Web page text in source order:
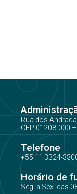
Rua dos
CEP 01208-000
Telefone
+55 11 3324-
Horário de
Seg. a Sex. das